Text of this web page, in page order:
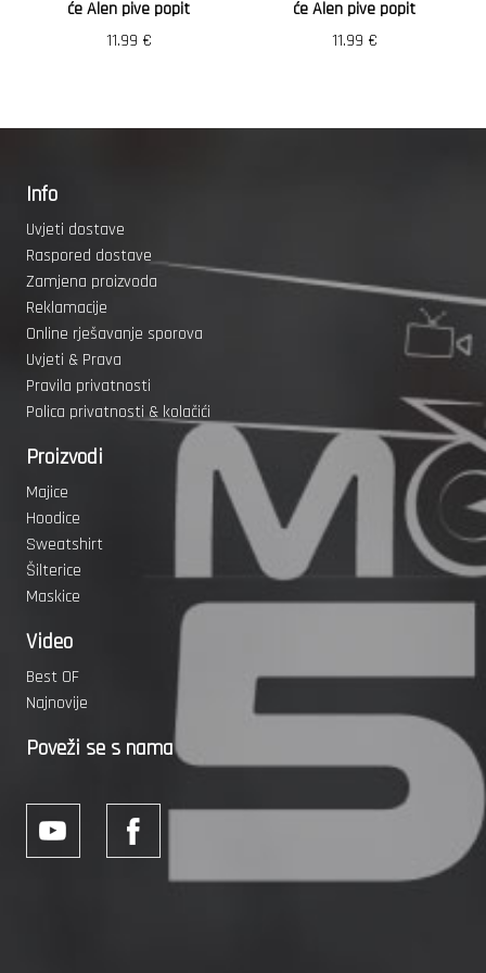
će Alen pive popit
11.99 €
će Alen pive popit
11.99 €
Info
Uvjeti dostave
Raspored dostave
Zamjena proizvoda
Reklamacije
Online rješavanje sporova
Uvjeti & Prava
Pravila privatnosti
Polica privatnosti & kolačići
Proizvodi
Majice
Hoodice
Sweatshirt
Šilterice
Maskice
Video
Best OF
Najnovije
Poveži se s nama